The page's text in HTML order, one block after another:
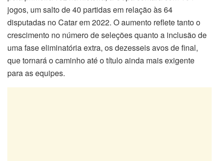
jogos, um salto de 40 partidas em relação às 64
disputadas no Catar em 2022. O aumento reflete tanto o
crescimento no número de seleções quanto a inclusão de
uma fase eliminatória extra, os dezesseis avos de final,
que tornará o caminho até o título ainda mais exigente
para as equipes.